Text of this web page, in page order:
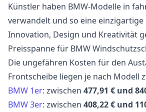
Künstler haben BMW-Modelle in
verwandelt und so eine einzigartige
Innovation, Design und Kreativität
Preisspanne für BMW
Die ungefähren Kosten für den
Frontscheibe liegen je nach Modell
BMW 1er: zwischen 477,91 € und
BMW 3er: zwischen 408,22 € und